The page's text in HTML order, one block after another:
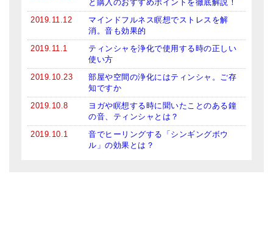
と購入のおすすめポイントを徹底解説！
2019.11.12
マインドフルネス瞑想でストレスを解
消。音も効果的
2019.11.1
ティンシャを浄化で使用する時の正しい
使い方
2019.10.23
部屋や空間の浄化にはティンシャ。ご存
知ですか
2019.10.8
ヨガや瞑想する時に聞いたことのある鐘
の音、ティンシャとは？
2019.10.1
音でヒーリングする「シンギングボウ
ル」の効果とは？